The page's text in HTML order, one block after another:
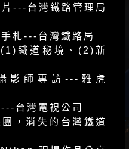
---台灣鐵路管理局
札---台灣鐵路局
鐵道秘境、(2)新
影師專訪---雅虎
台灣電視公司
，消失的台灣鐵道